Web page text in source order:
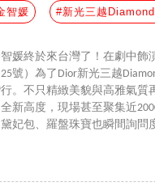
智媛 #新光三越
智媛終於來台灣了！在劇中
號）為了Dior新光三越
。不只精緻美貌與高雅氣質
新高度，現場甚至聚集近
黛妃包、羅盤珠寶也瞬間詢